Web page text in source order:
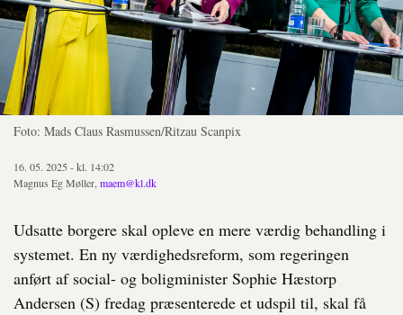
Foto: Mads Claus Rasmussen/Ritzau Scanpix
16. 05. 2025 - kl. 14:02
Magnus Eg Møller, maem@kl.dk
Udsatte borgere skal opleve en mere værdig behandling i
systemet. En ny værdighedsreform, som regeringen
anført af social- og boligminister Sophie Hæstorp
Andersen (S) fredag præsenterede et udspil til, skal få